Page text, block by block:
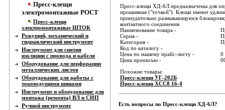
Пресс-клещи
электромонтажные РОСТ
Пресс-клещи
электромонтажные ШТОК
Режущий, механический и
гидравлический инструмент
Инструмент для снятия
изоляции с провода и кабеля
Оборудование для перфорации
металлических листов
Оборудование для работы с
токоведущими шинами
Инструмент и оборудование для
монтажа (ремонта) ВЛ и СИП
Ручной инструмент
Пресс-клещи ХД-6Л предназначены для
прошивная ("точкой"). Клещи имеют
принудительно размыкающуюся
контактного соединения.
Наименование товара -
Серия -
Категория -
Код по каталогу -
Цена по нашему прайс-листу -
0
Цена прописью -
Похожие товары:
Пресс-клещи УГ-202Б
Пресс-клещи ХСС8 16-4
Есть вопросы по Пресс-клещи ХД-6Л?